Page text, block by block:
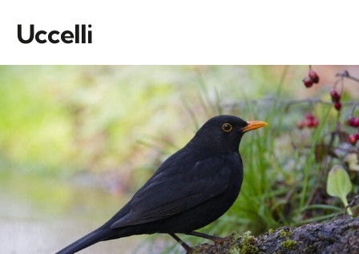
Uccelli